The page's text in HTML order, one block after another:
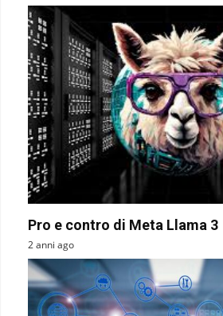
Pro e contro di Meta Llama 3
2 anni ago